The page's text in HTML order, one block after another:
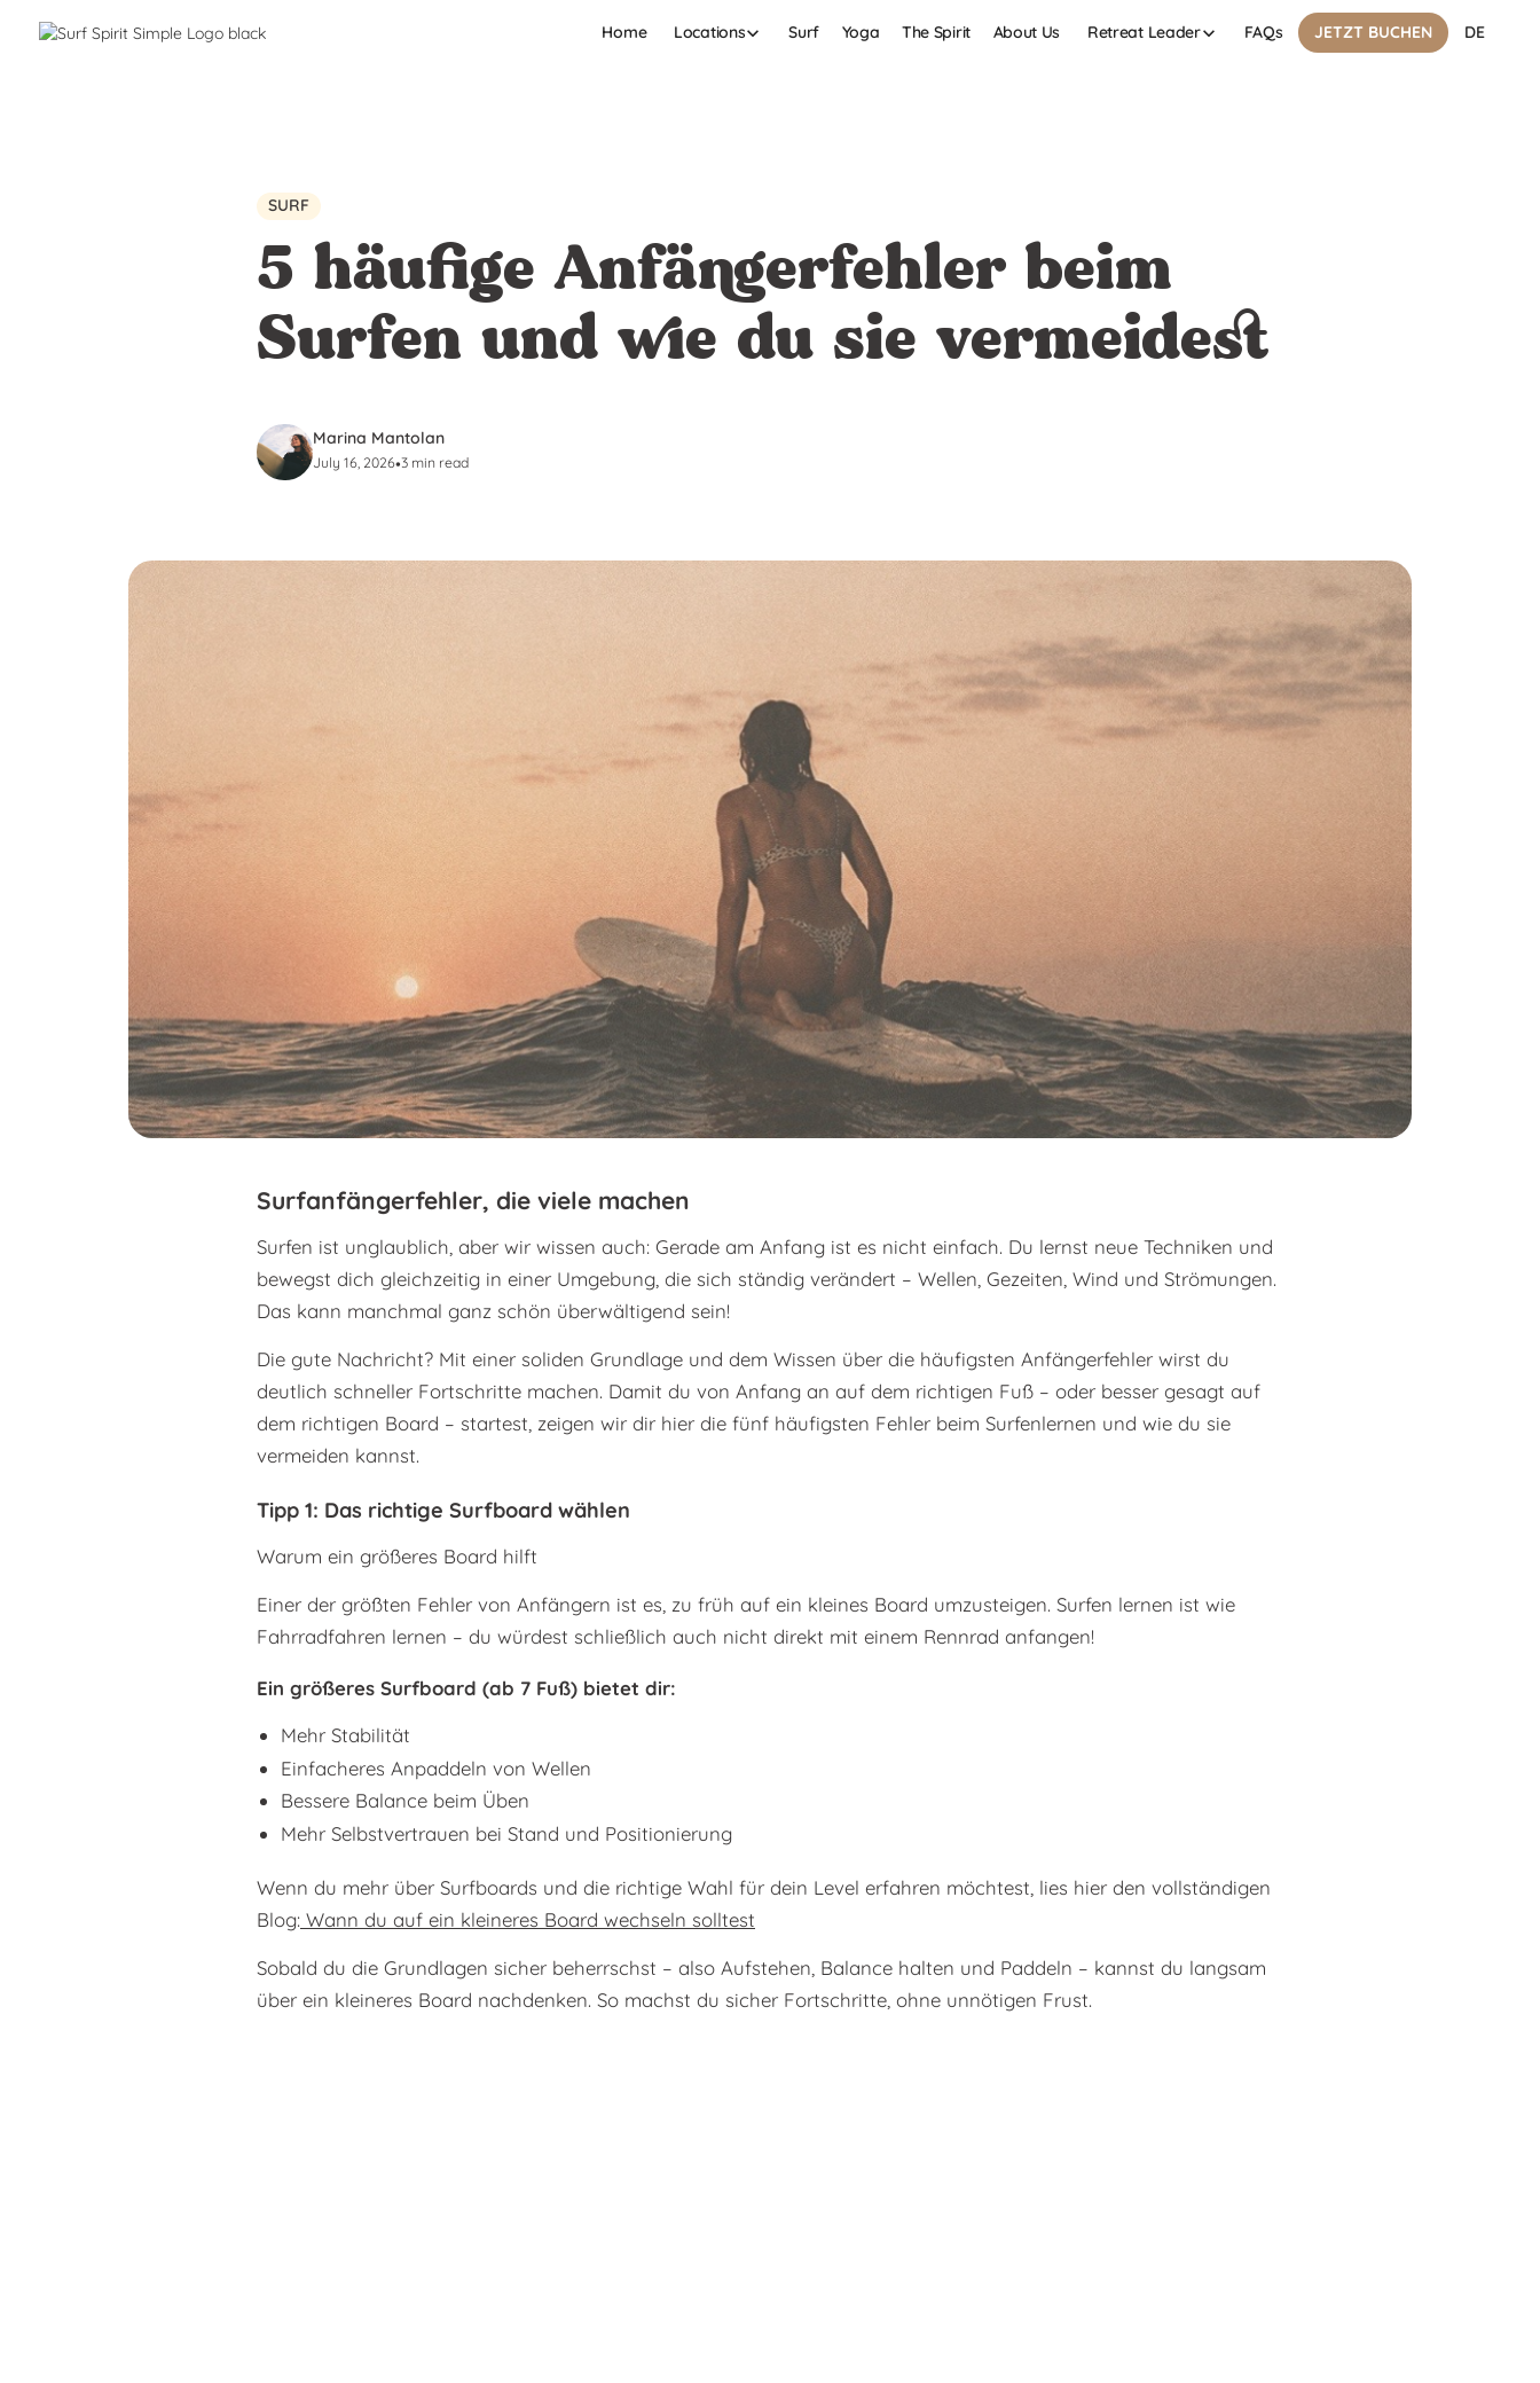
Home Locations Surf Yoga The Spirit About Us Retreat Leader FAQs JETZT BUCHEN DE
SURF
5 häufige Anfängerfehler beim
Surfen und wie du sie vermeidest
Marina Mantolan
July 16, 2026•3 min read
Surfanfängerfehler, die viele machen
Surfen ist unglaublich, aber wir wissen auch: Gerade am Anfang ist es nicht einfach. Du lernst neue Techniken und
bewegst dich gleichzeitig in einer Umgebung, die sich ständig verändert – Wellen, Gezeiten, Wind und Strömungen.
Das kann manchmal ganz schön überwältigend sein!
Die gute Nachricht? Mit einer soliden Grundlage und dem Wissen über die häufigsten Anfängerfehler wirst du
deutlich schneller Fortschritte machen. Damit du von Anfang an auf dem richtigen Fuß – oder besser gesagt auf
dem richtigen Board – startest, zeigen wir dir hier die fünf häufigsten Fehler beim Surfenlernen und wie du sie
vermeiden kannst.
Tipp 1: Das richtige Surfboard wählen
Warum ein größeres Board hilft
Einer der größten Fehler von Anfängern ist es, zu früh auf ein kleines Board umzusteigen. Surfen lernen ist wie
Fahrradfahren lernen – du würdest schließlich auch nicht direkt mit einem Rennrad anfangen!
Ein größeres Surfboard (ab 7 Fuß) bietet dir:
Mehr Stabilität
Einfacheres Anpaddeln von Wellen
Bessere Balance beim Üben
Mehr Selbstvertrauen bei Stand und Positionierung
Wenn du mehr über Surfboards und die richtige Wahl für dein Level erfahren möchtest, lies hier den vollständigen
Blog: Wann du auf ein kleineres Board wechseln solltest
Sobald du die Grundlagen sicher beherrschst – also Aufstehen, Balance halten und Paddeln – kannst du langsam
über ein kleineres Board nachdenken. So machst du sicher Fortschritte, ohne unnötigen Frust.